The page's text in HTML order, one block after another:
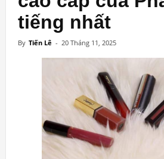
tiếng nhất
By Tiến Lê - 20 Tháng 11, 2025